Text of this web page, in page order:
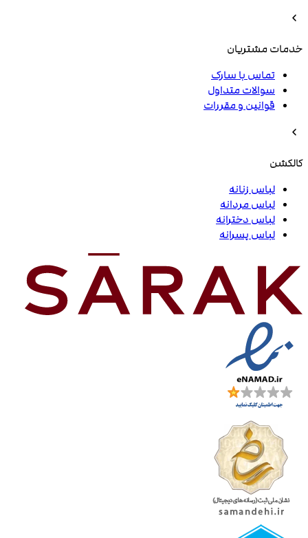
خدمات مشتریان
تماس با سارک
سوالات متداول
قوانین و مقررات
کالکشن
لباس زنانه
لباس مردانه
لباس دخترانه
لباس پسرانه